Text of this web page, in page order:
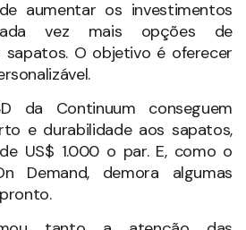
tanto a atenção das
como a Nike e a Adidas já
de impressão 3D para
em impressora 3D
perfeição.